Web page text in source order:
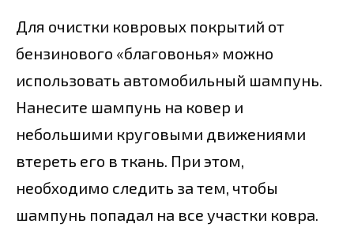
Для очистки ковровых покрытий от
бензинового «благовонья» можно
использовать автомобильный шампунь.
Нанесите шампунь на ковер и
небольшими круговыми движениями
втереть его в ткань. При этом,
необходимо следить за тем, чтобы
шампунь попадал на все участки ковра.